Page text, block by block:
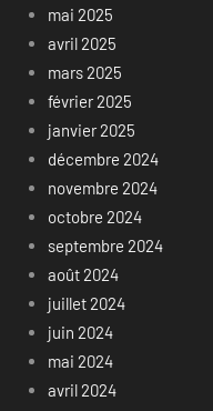
mai 2025
avril 2025
mars 2025
février 2025
janvier 2025
décembre 2024
novembre 2024
octobre 2024
septembre 2024
août 2024
juillet 2024
juin 2024
mai 2024
avril 2024